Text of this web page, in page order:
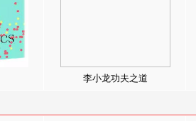
李小龙功夫之道